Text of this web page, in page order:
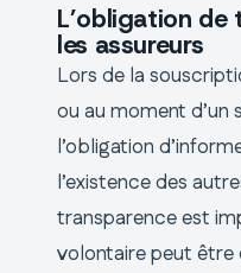
L’obligation de
les assureurs
Lors de la
ou au moment d’un
l’obligation
l’existence des
transparence est
volontaire peut être